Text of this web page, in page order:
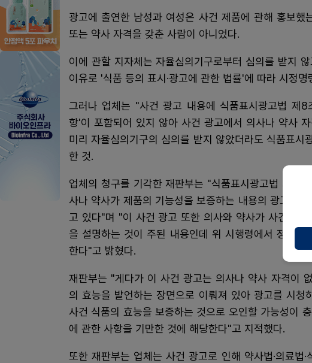
광고에 출연한 남성과 여성은 사건 제품에 관해 홍보
또는 약사 자격을 갖춘 사람이 아니었다.
이에 관할 지자체는 자율심의기구로부터 심의를 받지
이유로 '식품 등의 표시·광고에 관한 법률'에 따라 시정
그러나 업체는 "사건 광고 내용에 식품표시광고법 제
항'이 포함되어 있지 않아 사건 광고에서 의사나 약사
미리 자율심의기구의 심의를 받지 않았더라도 식품표시
한 것.
업체의 청구를 기각한 재판부는 "식품표시광고법 시행
사나 약사가 제품의 기능성을 보증하는 내용의 광고를
고 있다"며 "이 사건 광고 또한 의사와 약사가 사건 식품
을 설명하는 것이 주된 내용인데 위 시행령에서 정한 소
한다"고 밝혔다.
재판부는 "게다가 이 사건 광고는 의사나 약사 자격이
의 효능을 발언하는 장면으로 이뤄져 있아 광고를 시청
사건 식품의 효능을 보증하는 것으로 오인할 가능성이
에 관한 사항을 기만한 것에 해당한다"고 지적했다.
또한 재판부는 업체는 사건 광고로 인해 약사법·의료